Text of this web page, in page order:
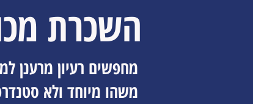
השכרת
מחפשים רעיון מרענן
משהו מיוחד ולא